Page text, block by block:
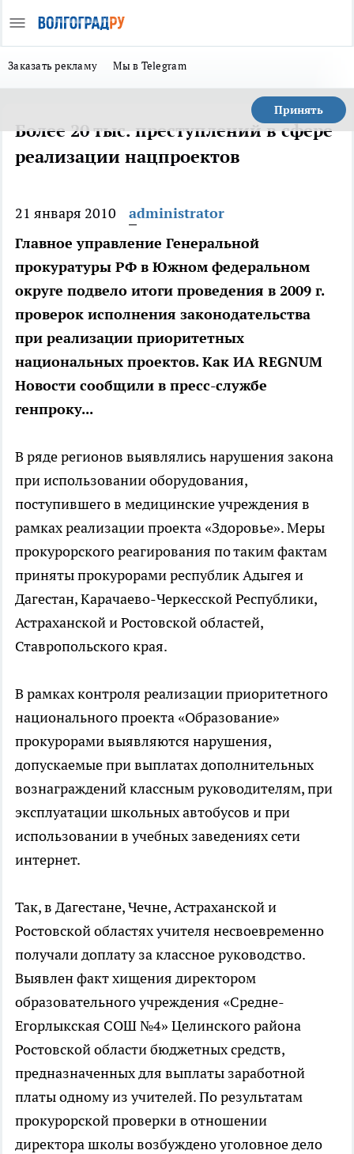
Заказать рекламу Мы в Telegram
Принять
Более 20 тыс. преступлений в сфере
реализации нацпроектов
21 января 2010
administrator
Главное управление Генеральной
прокуратуры РФ в Южном федеральном
округе подвело итоги проведения в 2009 г.
проверок исполнения законодательства
при реализации приоритетных
национальных проектов. Как ИА REGNUM
Новости сообщили в пресс-службе
генпроку...
В ряде регионов выявлялись нарушения закона
при использовании оборудования,
поступившего в медицинские учреждения в
рамках реализации проекта «Здоровье». Меры
прокурорского реагирования по таким фактам
приняты прокурорами республик Адыгея и
Дагестан, Карачаево-Черкесской Республики,
Астраханской и Ростовской областей,
Ставропольского края.
В рамках контроля реализации приоритетного
национального проекта «Образование»
прокурорами выявляются нарушения,
допускаемые при выплатах дополнительных
вознаграждений классным руководителям, при
эксплуатации школьных автобусов и при
использовании в учебных заведениях сети
интернет.
Так, в Дагестане, Чечне, Астраханской и
Ростовской областях учителя несвоевременно
получали доплату за классное руководство.
Выявлен факт хищения директором
образовательного учреждения «Средне-
Егорлыкская СОШ №4» Целинского района
Ростовской области бюджетных средств,
предназначенных для выплаты заработной
платы одному из учителей. По результатам
прокурорской проверки в отношении
директора школы возбуждено уголовное дело